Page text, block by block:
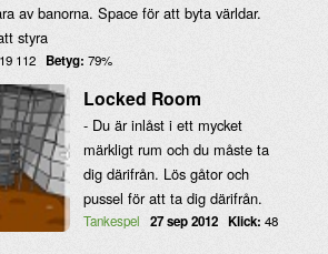
av banorna. Space för att byta världar.
styra
19 112 Betyg: 79%
Locked Room
- Du är inlåst i ett mycket
märkligt rum och du måste ta
dig därifrån. Lös gåtor och
pussel för att ta dig därifrån.
Tankespel 27 sep 2012 Klick: 48